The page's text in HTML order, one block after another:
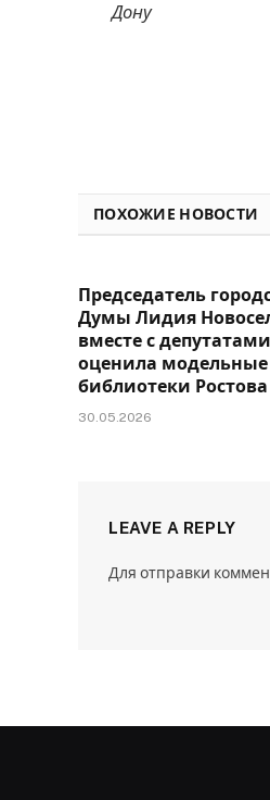
Дону
ПОХОЖИЕ НОВОСТИ
Председатель
Думы Лидия
вместе с депутатами
оценила модельные
библиотеки Ростова
30.05.2026
LEAVE A REPLY
Для отправки